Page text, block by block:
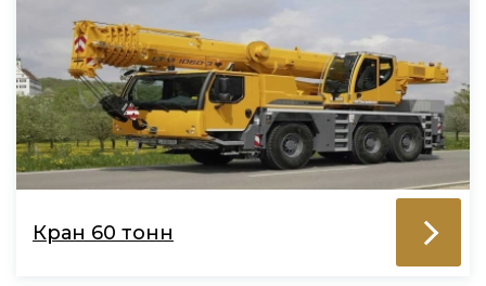
Кран 60 тонн